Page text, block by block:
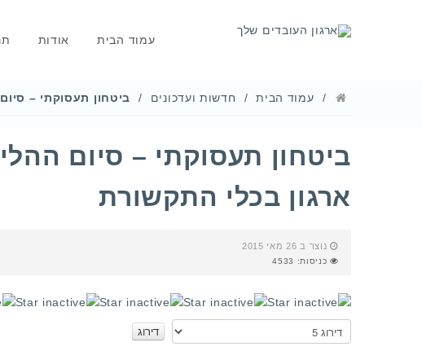
עמוד הבית אודות
עמוד הבית חדשות ועדכונים ביטחון תעסוקתי –
ביטחון תעסוקתי – סיום
ארגון בכלי התקשורת
נוצר ב 26 מאי 2015
כניסות: 4533
אנא
דרגו